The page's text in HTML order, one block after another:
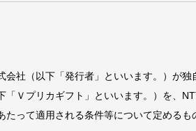
会社（以下「発行者」といいます。）が
「Ｖプリカギフト」といいます。）を、
たって適用される条件等について定めるも